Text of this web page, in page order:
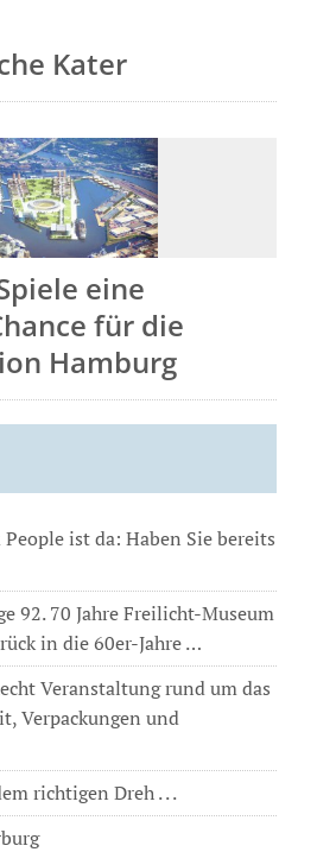
Kater
eine
für die
Hamburg
ist da: Haben Sie bereits
92. 70 Jahre Freilicht-Museum
in die 60er-Jahre …
Veranstaltung rund um das
Verpackungen und
richtigen Dreh . . .